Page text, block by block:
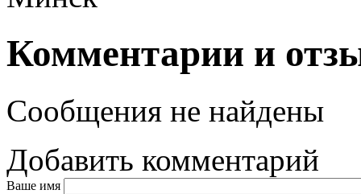
Комментарии и
Сообщения не найдены
Добавить комментарий
Ваше имя